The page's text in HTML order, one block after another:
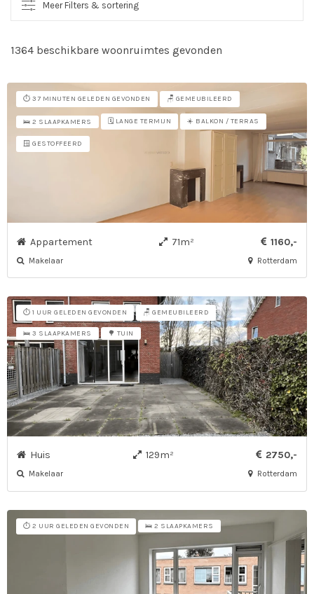
Meer Filters & sortering
1364 beschikbare woonruimtes gevonden
⏱️ 37 MINUTEN GELEDEN GEVONDEN 🪑 GEMEUBILEERD
🛌 2 SLAAPKAMERS 🗓️ LANGE TERMIJN ☀️ BALKON / TERRAS
🪟 GESTOFFEERD
Appartement 71m² 1160,-
Makelaar Rotterdam
⏱️ 1 UUR GELEDEN GEVONDEN 🪑 GEMEUBILEERD
🛌 3 SLAAPKAMERS 🌳 TUIN
Huis 129m² 2750,-
Makelaar Rotterdam
⏱️ 2 UUR GELEDEN GEVONDEN 🛌 2 SLAAPKAMERS